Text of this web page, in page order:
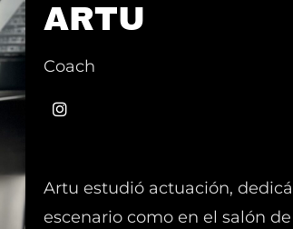
ARTU
Coach
Artu estudió actuación,
escenario como en el salón de